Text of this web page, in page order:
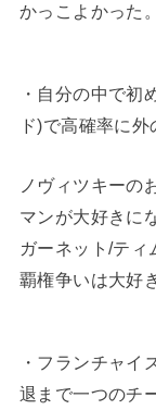
かっこよかった。
・自分の中で初
ド)で高確率に外
ノヴィツキーの
マンが大好きに
ガーネット/テ
覇権争いは大好
・フランチャイ
退まで一つのチ